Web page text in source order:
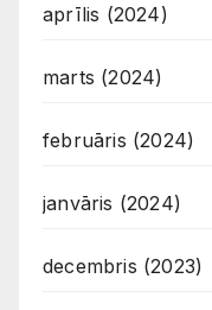
aprīlis (2024)
marts (2024)
februāris (2024)
janvāris (2024)
decembris (2023)